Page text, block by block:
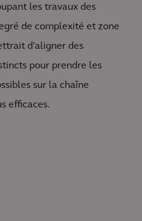
les travaux des
de complexité et zone
d'aligner des
pour prendre les
sur la chaîne
efficaces.